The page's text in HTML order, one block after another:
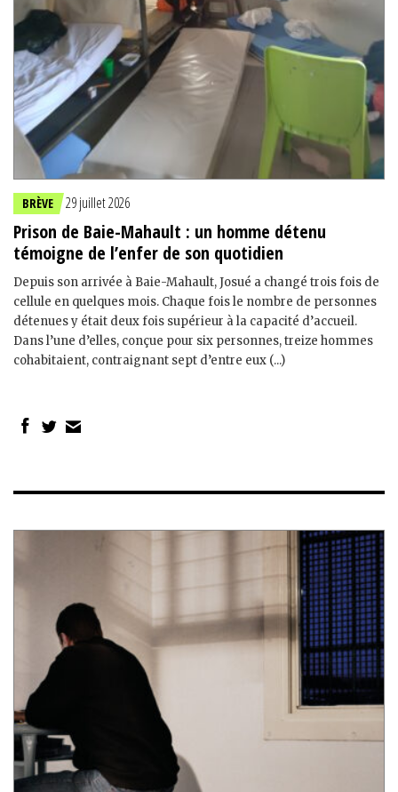
BRÈVE 29 juillet 2026
Prison de Baie-Mahault : un homme détenu
témoigne de l’enfer de son quotidien
Depuis son arrivée à Baie-Mahault, Josué a changé trois fois de
cellule en quelques mois. Chaque fois le nombre de personnes
détenues y était deux fois supérieur à la capacité d’accueil.
Dans l’une d’elles, conçue pour six personnes, treize hommes
cohabitaient, contraignant sept d’entre eux (...)